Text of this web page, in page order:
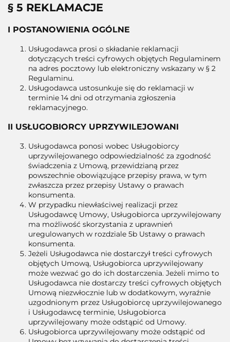
§ 5 REKLAMACJE
I POSTANOWIENIA OGÓLNE
Usługodawca prosi o składanie reklamacji
dotyczących treści cyfrowych objętych Regulaminem
na adres pocztowy lub elektroniczny wskazany w § 2
Regulaminu.
Usługodawca ustosunkuje się do reklamacji w
terminie 14 dni od otrzymania zgłoszenia
reklamacyjnego.
II USŁUGOBIORCY UPRZYWILEJOWANI
Usługodawca ponosi wobec Usługobiorcy
uprzywilejowanego odpowiedzialność za zgodność
świadczenia z Umową, przewidzianą przez
powszechnie obowiązujące przepisy prawa, w tym
zwłaszcza przez przepisy Ustawy o prawach
konsumenta.
W przypadku niewłaściwej realizacji przez
Usługodawcę Umowy, Usługobiorca uprzywilejowany
ma możliwość skorzystania z uprawnień
uregulowanych w rozdziale 5b Ustawy o prawach
konsumenta.
Jeżeli Usługodawca nie dostarczył treści cyfrowych
objętych Umową, Usługobiorca uprzywilejowany
może wezwać go do ich dostarczenia. Jeżeli mimo to
Usługodawca nie dostarczy treści cyfrowych objętych
Umową niezwłocznie lub w dodatkowym, wyraźnie
uzgodnionym przez Usługobiorcę uprzywilejowanego
i Usługodawcę terminie, Usługobiorca
uprzywilejowany może odstąpić od Umowy.
Usługobiorca uprzywilejowany może odstąpić od